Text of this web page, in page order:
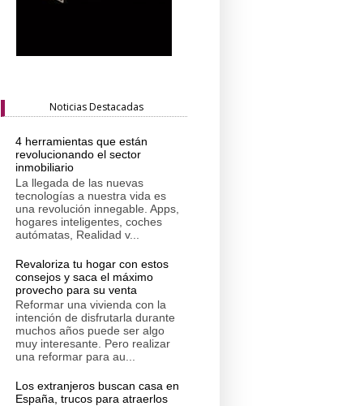
Noticias Destacadas
4 herramientas que están
revolucionando el sector
inmobiliario
La llegada de las nuevas
tecnologías a nuestra vida es
una revolución innegable. Apps,
hogares inteligentes, coches
autómatas, Realidad v...
Revaloriza tu hogar con estos
consejos y saca el máximo
provecho para su venta
Reformar una vivienda con la
intención de disfrutarla durante
muchos años puede ser algo
muy interesante. Pero realizar
una reformar para au...
Los extranjeros buscan casa en
España, trucos para atraerlos